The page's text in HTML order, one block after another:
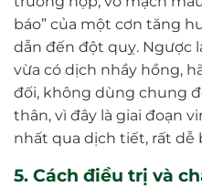
báo” của một cơn tăng
dẫn đến đột quỵ. Ngược
vừa có dịch nhầy hồng,
đối, không dùng chung
thân, vì đây là giai đoạn
nhất qua dịch tiết, rất
5. Cách điều trị và